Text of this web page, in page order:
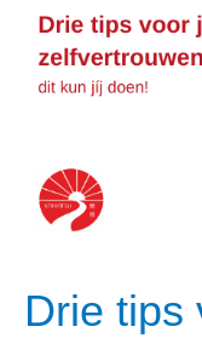
Drie tips
tips
voor
zelfvertrouwen